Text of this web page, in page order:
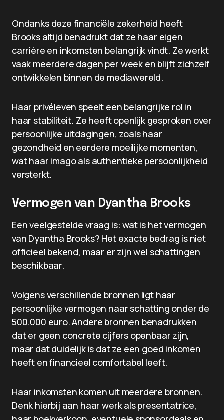
Ondanks deze financiële zekerheid heeft
Brooks altijd benadrukt dat ze haar eigen
carrière en inkomsten belangrijk vindt. Ze werkt
vaak meerdere dagen per week en blijft zichzelf
ontwikkelen binnen de mediawereld.
Haar privéleven speelt een belangrijke rol in
haar stabiliteit. Ze heeft openlijk gesproken over
persoonlijke uitdagingen, zoals haar
gezondheid en eerdere moeilijke momenten,
wat haar imago als authentieke persoonlijkheid
versterkt.
Vermogen van Dyantha Brooks
Een veelgestelde vraag is: wat is het vermogen
van Dyantha Brooks? Het exacte bedrag is niet
officieel bekend, maar er zijn wel schattingen
beschikbaar.
Volgens verschillende bronnen ligt haar
persoonlijke vermogen naar schatting onder de
500.000 euro. Andere bronnen benadrukken
dat er geen concrete cijfers openbaar zijn,
maar dat duidelijk is dat ze een goed inkomen
heeft en financieel comfortabel leeft.
Haar inkomsten komen uit meerdere bronnen.
Denk hierbij aan haar werk als presentatrice,